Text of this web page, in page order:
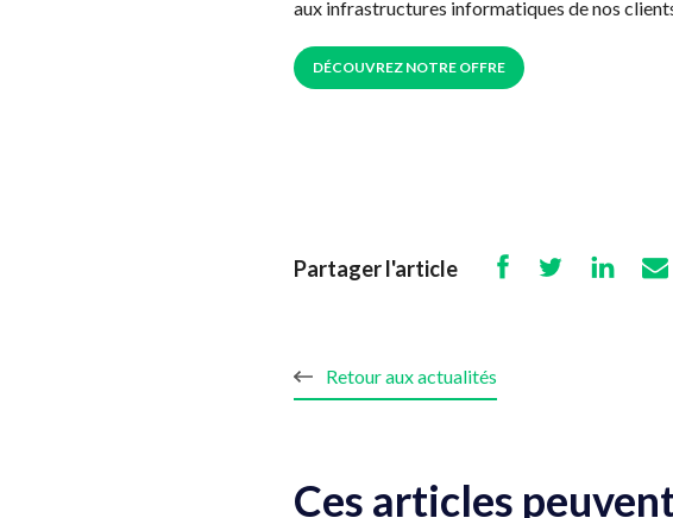
aux infrastructures informatiques de nos
DÉCOUVREZ NOTRE OFFRE
Partager l'article
Retour aux actualités
Ces articles